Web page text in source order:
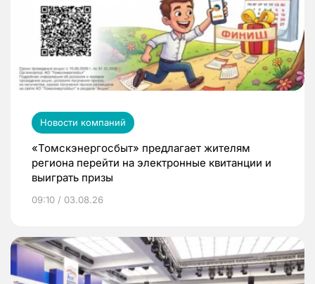
Новости компаний
«Томскэнергосбыт» предлагает жителям
региона перейти на электронные квитанции и
выиграть призы
09:10 / 03.08.26